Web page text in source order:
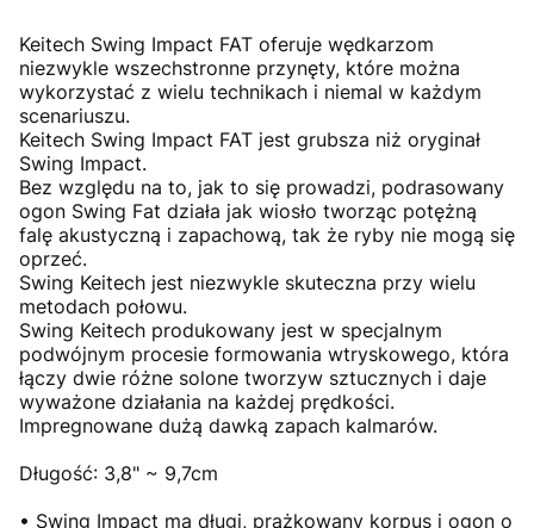
Keitech Swing Impact FAT oferuje wędkarzom
niezwykle wszechstronne przynęty, które można
wykorzystać z wielu technikach i niemal w każdym
scenariuszu.
Keitech Swing Impact FAT jest grubsza niż oryginał
Swing Impact.
Bez względu na to, jak to się prowadzi, podrasowany
ogon Swing Fat działa jak wiosło tworząc potężną
falę akustyczną i zapachową, tak że ryby nie mogą się
oprzeć.
Swing Keitech jest niezwykle skuteczna przy wielu
metodach połowu.
Swing Keitech produkowany jest w specjalnym
podwójnym procesie formowania wtryskowego, która
łączy dwie różne solone tworzyw sztucznych i daje
wyważone działania na każdej prędkości.
Impregnowane dużą dawką zapach kalmarów.
Długość: 3,8" ~ 9,7cm
• Swing Impact ma długi, prążkowany korpus i ogon o